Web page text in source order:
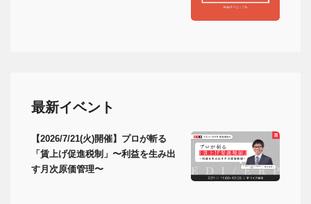
最新イベント
【2026/7/21(火)開催】プロが斬る
「賃上げ促進税制」〜利益を生み出
す月次原価管理〜